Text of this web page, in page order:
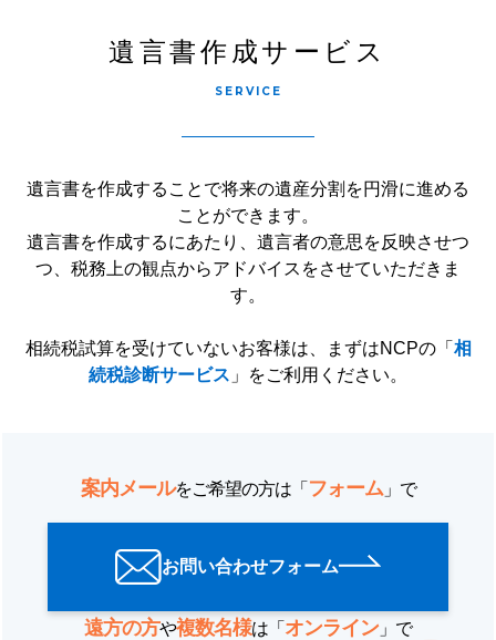
遺言書作成サービス
SERVICE
遺言書を作成することで将来の遺産分割を円滑に進める
ことができます。
遺言書を作成するにあたり、遺言者の意思を反映させつ
つ、税務上の観点からアドバイスをさせていただきま
す。
相続税試算を受けていないお客様は、まずはNCPの「 相
続税診断サービス 」をご利用ください。
案内メールをご希望の方は「 フォーム」で
お問い合わせフォーム
遠方の方や複数名様は「 オンライン」で